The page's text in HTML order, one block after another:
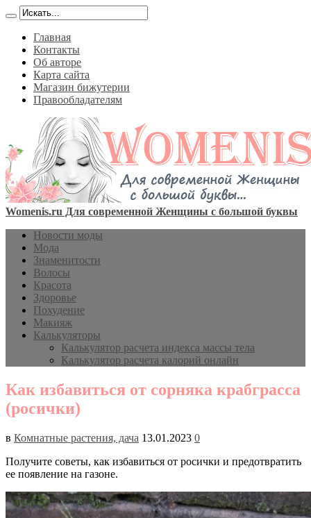
Главная
Контакты
Об авторе
Карта сайта
Магазин бижутерии
Правообладателям
Womenis.ru Для современной Женщины с большой буквы
Новости моды
Мода
Знаменитости
Волосы
Красота
Здоровье
Похудение
Макияж
Калькуляторы
Калькулятор расчета индекса массы тела
Калькулятор расчета калорий онлайн
Как избавиться от сорняка крабграсса
(росички)
в Комнатные растения, дача 13.01.2023 0
Получите советы, как избавиться от росички и предотвратить
ее появление на газоне.